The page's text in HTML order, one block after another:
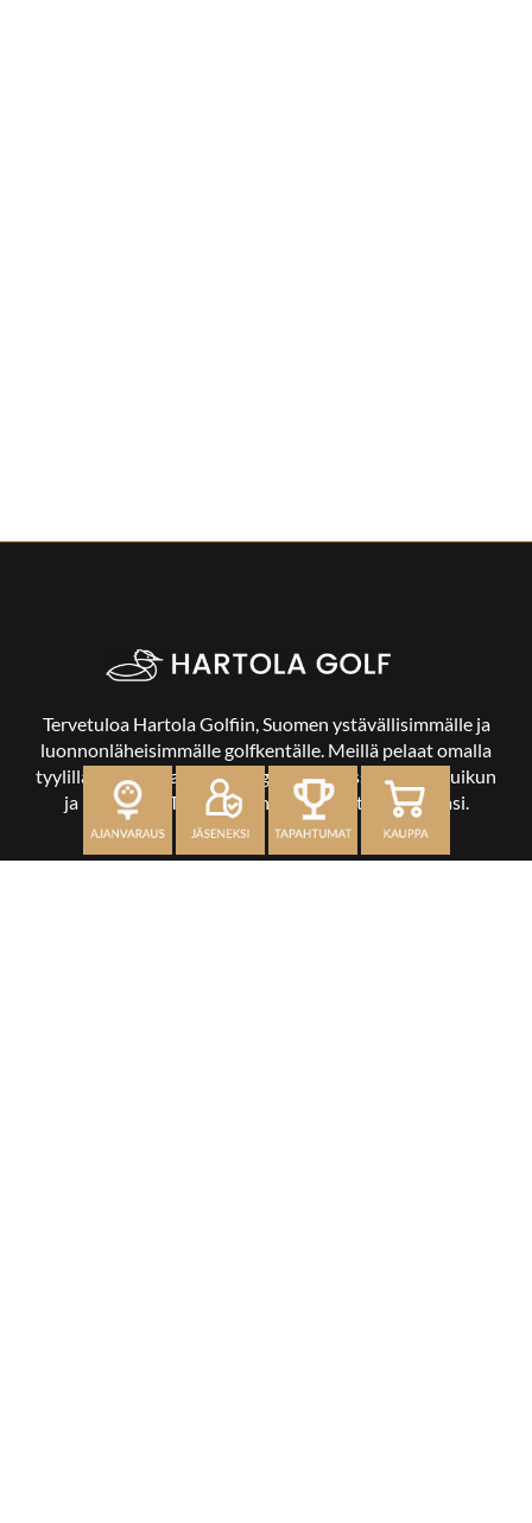
Tervetuloa Hartola Golfiin, Suomen ystävällisimmälle ja
luonnonläheisimmälle golfkentälle. Meillä pelaat omalla
tyylilläsi ja tasollasi – ja bongaat halutessasi vaikka uikun
ja kuikankin. Tärkeintä on, että nautit vierailustasi.